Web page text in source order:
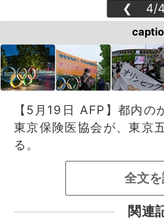
❮ 4/4
【5月19日 AFP】都内の
東京保険医協会が、東京
る。
全文
関連